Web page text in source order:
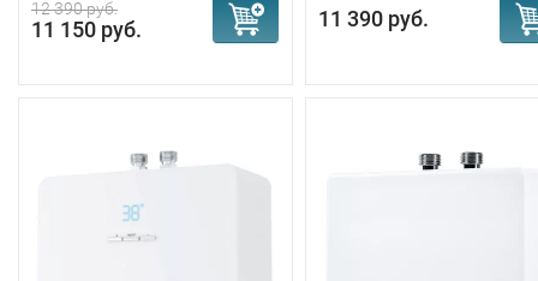
12 390 руб.
11 150 руб. 11 390 руб.